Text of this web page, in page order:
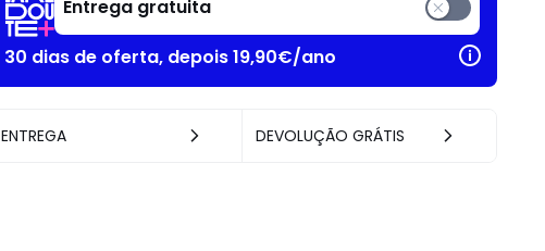
Entrega gratuita
30 dias de oferta, depois 19,90€/ano
ENTREGA DEVOLUÇÃO GRÁTIS